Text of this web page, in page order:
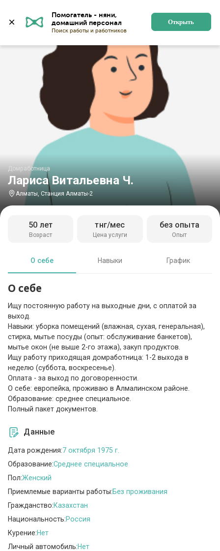
Помогатель - няни,
Поиск работы и работников
Открыть
Лариса Витальевна Ч.
Домработница
Алматы, Станция Алматы-2
Возраст
50 лет
Цена услуги
тнг/мес
Опыт
без опыта
О себе Навыки График
О себе
Ищу постоянную работу на выходные дни, с оплатой за
выход.
Навыки: уборка помещений (влажная, сухая, генеральная),
стирка, мытье посуды (опыт: обслуживание банкетов),
мытье окон (не выше 2-го этажа), закуп продуктов.
Ищу работу приходящая домработница: 1-2 выхода в
неделю (суббота, воскресенье).
Оплата - за выход по договоренности.
О себе: европейка, проживаю в Алмалинском районе.
Образование: среднее специальное.
Полный пакет документов.
Данные
Дата рождения:7 октября 1975 г.
Образование:Среднее специальное
Пол:Женский
Приемлемые варианты работы:Без проживания
Гражданство:Казахстан
Национальность:Россия
Курение:Нет
Личный автомобиль:Нет